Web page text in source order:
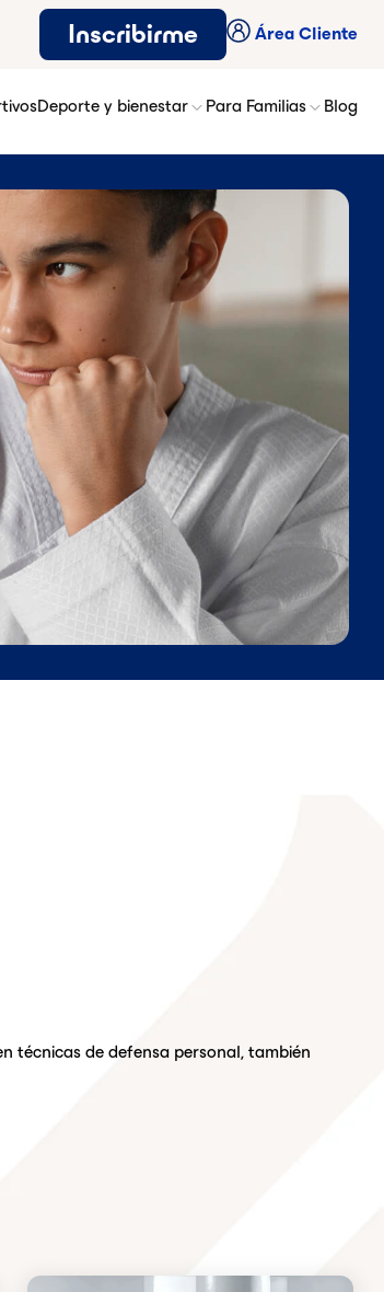
Inscribirme Área Cliente
Deporte y bienestar Para Familias Blog
técnicas de defensa personal, también